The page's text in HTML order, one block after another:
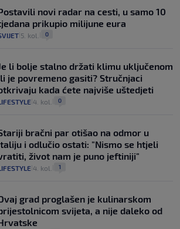
novi radar na cesti, u samo 10
prikupio milijune eura
5. kol. 0
li bolje stalno držati klimu uključenom
je povremeno gasiti? Stručnjaci
kada ćete najviše uštedjeti
4. kol. 0
bračni par otišao na odmor u
i odlučio ostati: "Nismo se htjeli
život nam je puno jeftiniji"
4. kol. 1
grad proglašen je kulinarskom
svijeta, a nije daleko od